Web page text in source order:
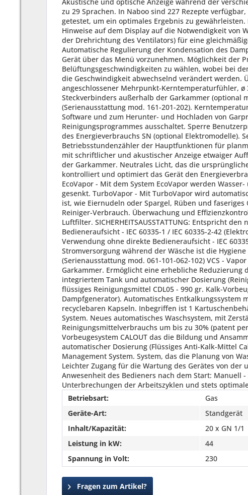
Betriebsart:
Gas
Geräte-Art:
Standgerät
Inhalt/Kapazität:
20 x GN 1/1
Leistung in kW:
44
Spannung in Volt:
230
Fragen zum Artikel?